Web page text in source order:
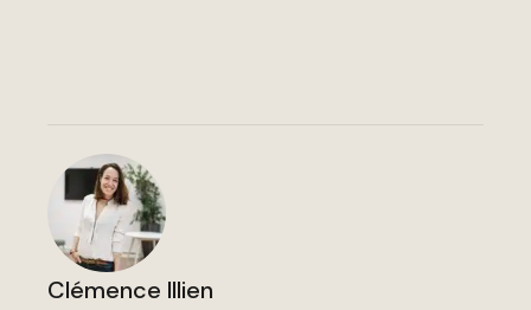
Clémence Illien